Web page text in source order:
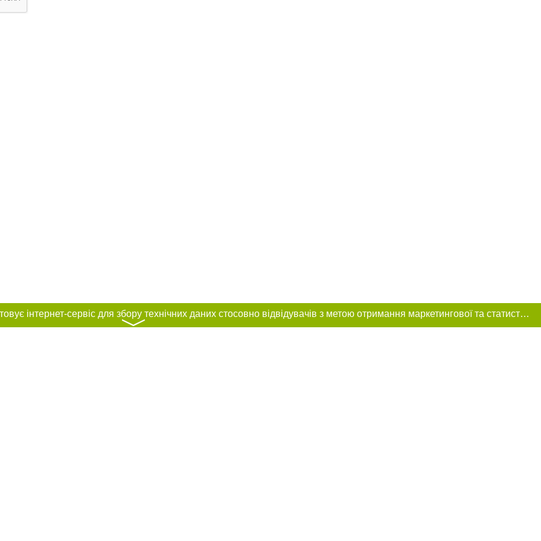
Цей сайт використовує «cookies». Також веб-сайт використовує інтернет-сервіс для збору технічних даних стосовно відвідувачів з метою отримання маркетингової та статистичної інформації. Умови обробки даних відвідувачів сайту див.
〉